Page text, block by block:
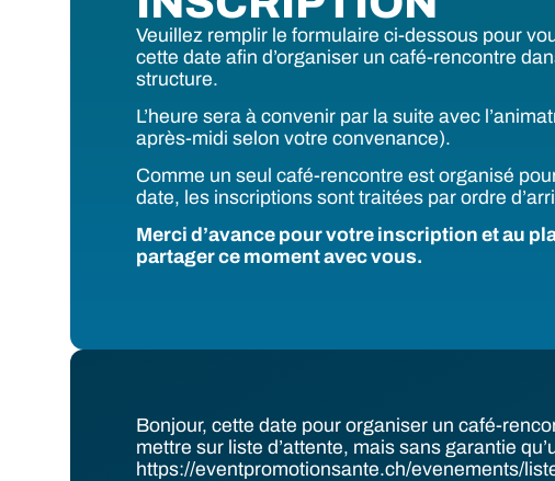
Veuillez remplir le formulaire ci-dessous pour
cette date afin d’organiser un café-rencontre
structure.
L’heure sera à convenir par la suite avec
après-midi selon votre convenance).
Comme un seul café-rencontre est organisé
date, les inscriptions sont traitées par ordre
Merci d’avance pour votre inscription et au
partager ce moment avec vous.
Bonjour, cette date pour organiser un café-
mettre sur liste d’attente, mais sans garantie
https://eventpromotionsante.ch/evenements/